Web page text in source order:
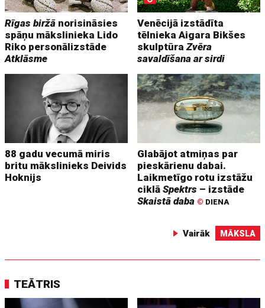
Rīgas biržā norisināsies
spāņu mākslinieka Lido
Riko personālizstāde
Atklāsme
Venēcijā izstādīta
tēlnieka Aigara Bikšes
skulptūraZvēra
savaldīšana ar sirdi
88 gadu vecumā miris
britu mākslinieks Deivids
Hoknijs
Glabājot atmiņas par
pieskārienu dabai.
Laikmetīgo rotu izstāžu
ciklāSpektrs – izstāde
Skaistā daba © DIENA
Vairāk MĀKSLA
TEĀTRIS